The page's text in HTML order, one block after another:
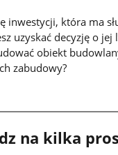
inwestycji, która ma
uzyskać decyzję o jej
obiekt
zabudowy?
na kilka